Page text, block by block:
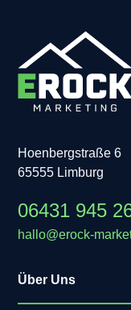
Hoenbergstraße 6
65555 Limburg
06431 945
hallo@erock-
Über Uns